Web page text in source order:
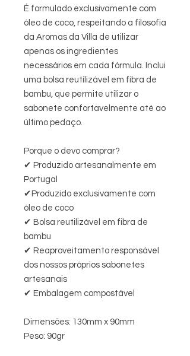
É formulado exclusivamente com
óleo de coco, respeitando a filosofia
da Aromas da Villa de utilizar
apenas os ingredientes
necessários em cada fórmula. Inclui
uma bolsa reutilizável em fibra de
bambu, que permite utilizar o
sabonete confortavelmente até ao
último pedaço.
Porque o devo comprar?
✔ Produzido artesanalmente em
Portugal
✔Produzido exclusivamente com
óleo de coco
✔ Bolsa reutilizável em fibra de
bambu
✔ Reaproveitamento responsável
dos nossos próprios sabonetes
artesanais
✔ Embalagem compostável
Dimensões: 130mm x 90mm
Peso: 90gr